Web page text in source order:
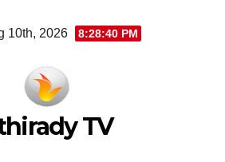
10th, 2026 8:28:41 PM
TV